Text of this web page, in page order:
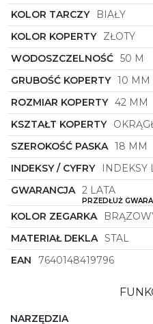
KOLOR TARCZY
BIAŁY
KOLOR KOPERTY ZŁOTY
WODOSZCZELNOŚĆ 50 M
GRUBOŚĆ KOPERTY 10 MM
ROZMIAR KOPERTY 42 MM
KSZTAŁT KOPERTY
SZEROKOŚĆ PASKA 18 MM
INDEKSY / CYFRY
INDEKSY
GWARANCJA 2 LATA
PRZEDŁUŻ
KOLOR ZEGARKA
MATERIAŁ DEKLA STAL
EAN
7640148419796
NARZĘDZIA